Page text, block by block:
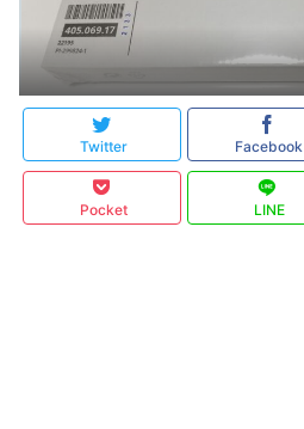
Twitter Facebook
Pocket LINE